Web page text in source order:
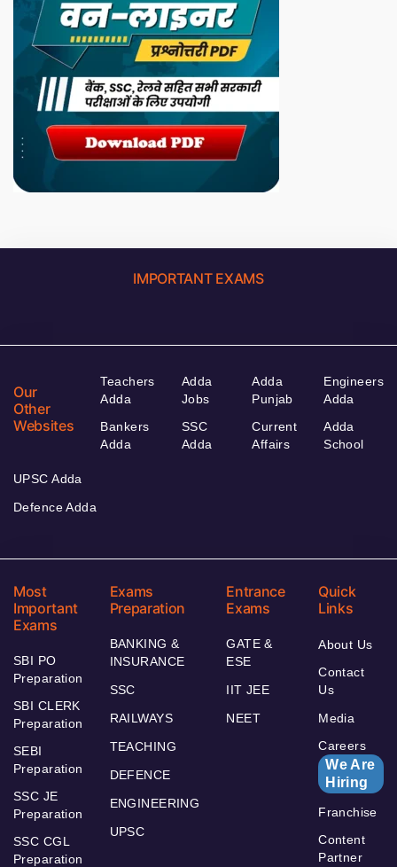
IMPORTANT EXAMS
Our
Other
Websites
Teachers
Adda
Bankers
Adda
Adda
Jobs
SSC
Adda
Adda
Punjab
Current
Affairs
Engineers
Adda
Adda
School
UPSC Adda
Defence Adda
Most
Important
Exams
SBI PO
Preparation
SBI CLERK
Preparation
SEBI
Preparation
SSC JE
Preparation
SSC CGL
Preparation
Exams
Preparation
BANKING &
INSURANCE
SSC
RAILWAYS
TEACHING
DEFENCE
ENGINEERING
UPSC
Entrance
Exams
GATE &
ESE
IIT JEE
NEET
Quick
Links
About Us
Contact
Us
Media
Careers
We Are
Hiring
Franchise
Content
Partner